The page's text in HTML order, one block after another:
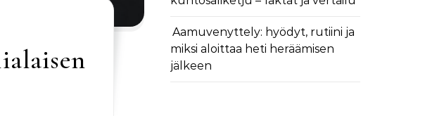
Aamuvenyttely: hyödyt, rutiini ja
miksi aloittaa heti heräämisen
jälkeen